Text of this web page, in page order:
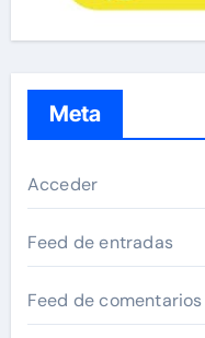
Meta
Acceder
Feed de entradas
Feed de comentarios